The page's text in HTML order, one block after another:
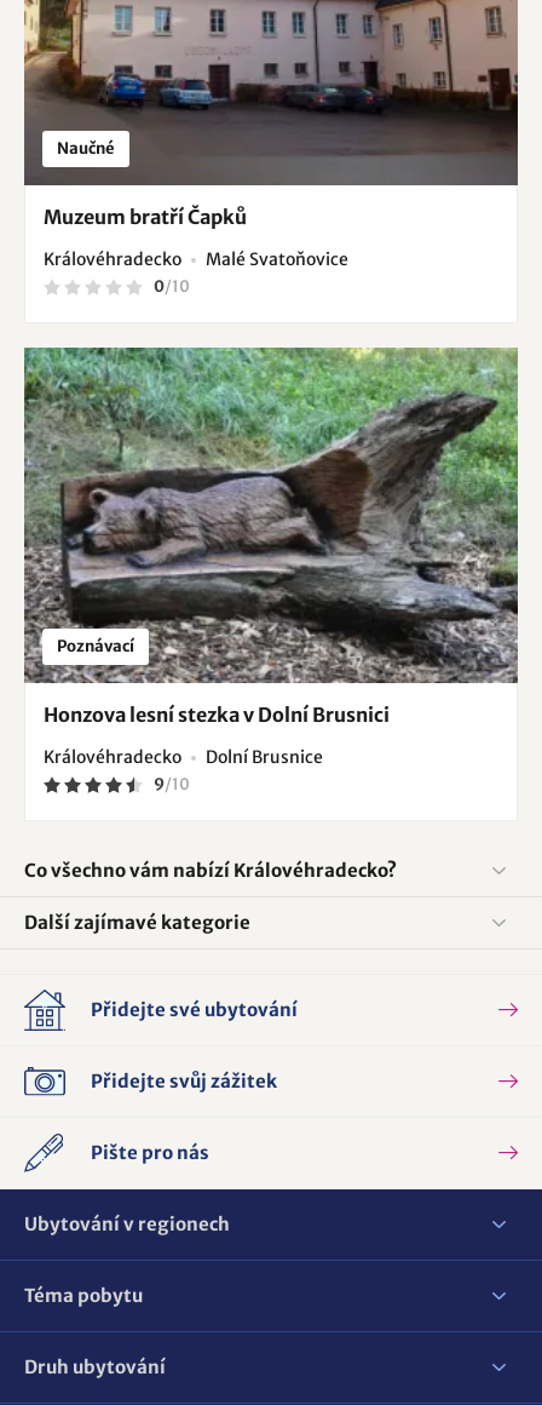
Naučné
Muzeum bratří Čapků
Královéhradecko Malé Svatoňovice
0/10
Poznávací
Honzova lesní stezka v Dolní Brusnici
Královéhradecko Dolní Brusnice
9/10
Co všechno vám nabízí Královéhradecko?
Další zajímavé kategorie
Přidejte své ubytování
Přidejte svůj zážitek
Pište pro nás
Ubytování v regionech
Téma pobytu
Druh ubytování